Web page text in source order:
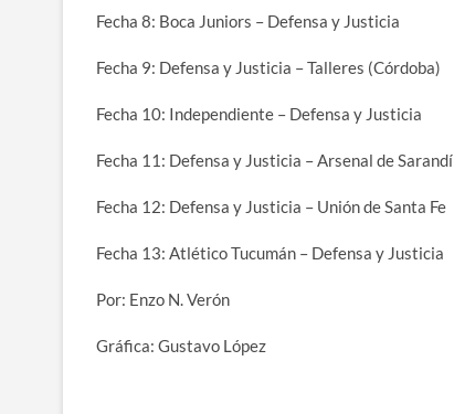
Fecha 8: Boca Juniors – Defensa y Justicia
Fecha 9: Defensa y Justicia – Talleres (Córdoba)
Fecha 10: Independiente – Defensa y Justicia
Fecha 11: Defensa y Justicia – Arsenal de Sarandí
Fecha 12: Defensa y Justicia – Unión de Santa Fe
Fecha 13: Atlético Tucumán – Defensa y Justicia
Por: Enzo N. Verón
Gráfica: Gustavo López